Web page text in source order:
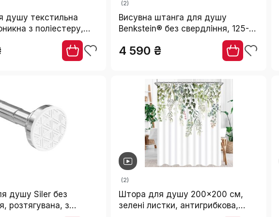
душу текстильна
з поліестеру,
зелена, з кільцями (1
(2)
Висувна штанга для душу
Benkstein® без свердління, 125-
230 см - нержавіюча сталь, 12
кілець, телескопічна, стабільна,
4 590 ₴
душу Siler без
розтягувана, з
(2)
Штора для душу 200x200 см,
зелені листки, антигрибкова,